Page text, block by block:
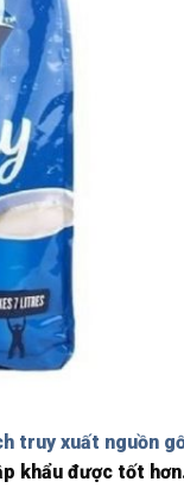
truy xuất nguồn
khẩu được tốt